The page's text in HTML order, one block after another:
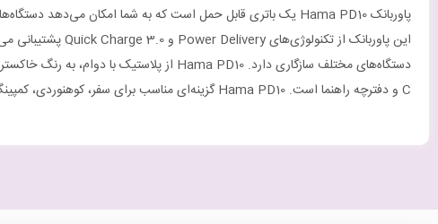
C و دفترچه راهنما است. Hama PD10 گزینه‌ای مناسب برای سفر، کوهنوردی، کمپینگ یا فعالیت‌های روزانه است.